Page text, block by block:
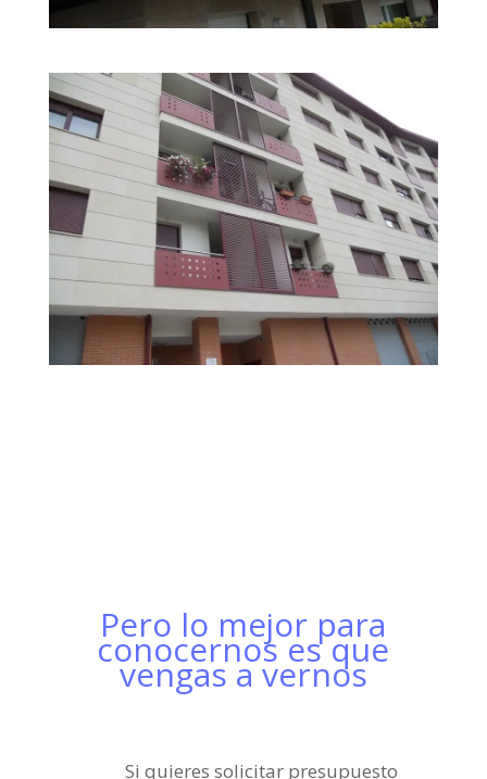
Pero lo mejor para
conocernos es que
vengas a vernos
Si quieres solicitar presupuesto